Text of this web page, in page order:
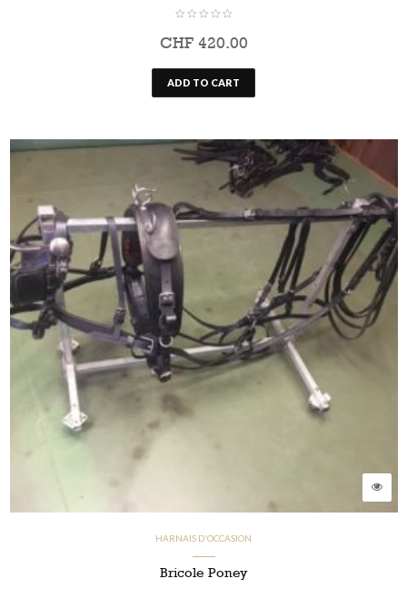
CHF420.00
ADD TO CART
HARNAIS D'OCCASION
Bricole Poney